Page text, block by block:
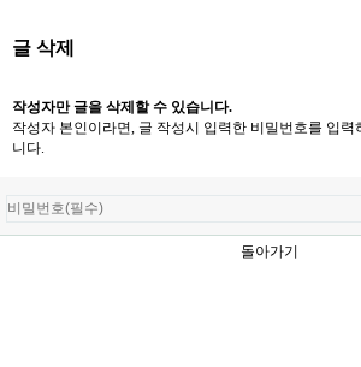
글 삭제
작성자만 글을 삭제할 수 있습니다.
작성자 본인이라면, 글 작성시 입력한 비밀번호를 입력
니다.
돌아가기